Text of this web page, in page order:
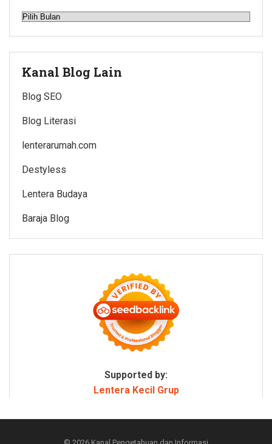
Arsip
Kanal Blog Lain
Blog SEO
Blog Literasi
lenterarumah.com
Destyless
Lentera Budaya
Baraja Blog
Supported by:
Lentera Kecil Grup